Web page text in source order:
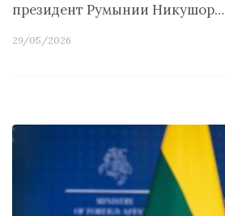
президент Румынии Никушор…
29/05/2026